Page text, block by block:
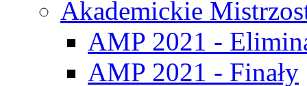
Akademickie
AMP 2021 -
AMP 2021 - Finały